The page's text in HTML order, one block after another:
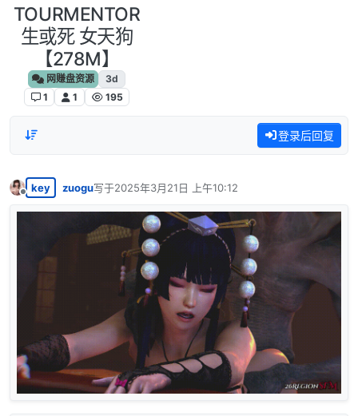
TOURMENTOR
生或死 女天狗
【278M】
网赚盘资源
3d
1
1 195
登录后回复
离线
key zuogu写于2025年3月21日 上午10:12
最后由 编辑